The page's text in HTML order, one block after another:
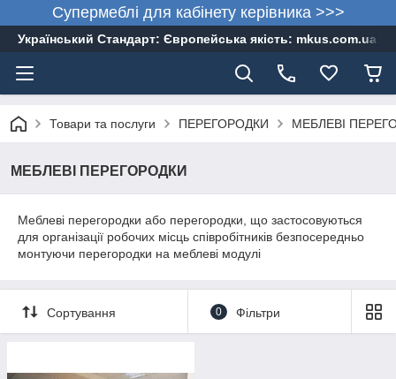
Супермеблі для кабінету керівника >>>
Український Стандарт: Європейська якість: mkus.com.ua
Товари та послуги ПЕРЕГОРОДКИ МЕБЛЕВІ
МЕБЛЕВІ ПЕРЕГОРОДКИ
Меблеві перегородки або перегородки, що застосовуються
для організації робочих місць співробітників безпосередньо
монтуючи перегородки на меблеві модулі
Сортування 0 Фільтри